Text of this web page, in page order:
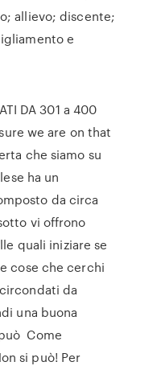
allievo; discente;
e
DA 301 a 400
we are on that
che siamo su
ha un
da circa
vi offrono
quali iniziare se
cose che cerchi
da
una buona
Come
si può! Per